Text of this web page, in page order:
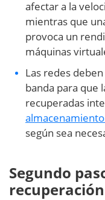
afectar a la
mientras que
provoca un
máquinas
Las redes
banda para que
recuperadas
según sea
Segundo